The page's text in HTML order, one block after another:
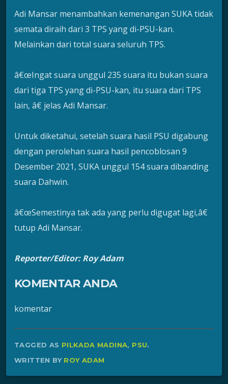
Adi Mansar menambahkan kemenangan SUKA tidak
semata diraih dari 3 TPS yang di-PSU-kan.
Melainkan dari total suara seluruh TPS.
â€œIngat suara unggul 235 suara itu bukan suara
dari tiga TPS yang di-PSU-kan, itu suara dari TPS
lain, â€ jelas Adi Mansar.
Untuk diketahui, setelah suara hasil PSU digabung
dengan perolehan suara hasil pencoblosan 9
Desember 2021, SUKA unggul 154 suara dibanding
suara Dahwin.
â€œSemestinya tak ada yang perlu digugat lagi,â€
tutup Adi Mansar.
Reporter/Editor: Roy Adam
KOMENTAR ANDA
komentar
TAGGED AS PILKADA MADINA, PSU.
WRITTEN BY ROY ADAM